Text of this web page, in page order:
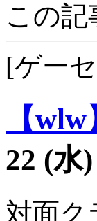
この記
[ゲー
【
22 (水)
対面ク